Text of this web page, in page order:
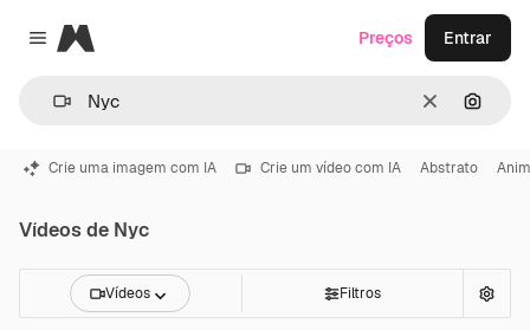
Close menu
Magnific
Limpar
Preços Entrar
Crie uma imagem com IA Crie um vídeo com IA Abstrato
Vídeos de Nyc
Vídeos Filtros